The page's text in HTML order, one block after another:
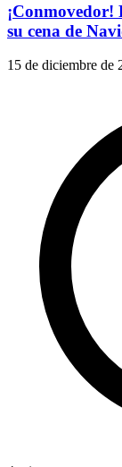
¡Conmovedor!
su cena de
15 de diciembre de